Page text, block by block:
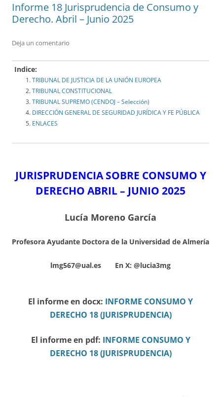
Informe 18 Jurisprudencia de Consumo y
Derecho. Abril – Junio 2025
Deja un comentario
Indice:
TRIBUNAL DE JUSTICIA DE LA UNIÓN EUROPEA
TRIBUNAL CONSTITUCIONAL
TRIBUNAL SUPREMO (CENDOJ – Selección)
DIRECCIÓN GENERAL DE SEGURIDAD JURÍDICA Y FE PÚBLICA
ENLACES
JURISPRUDENCIA SOBRE CONSUMO Y
DERECHO ABRIL – JUNIO 2025
Lucía Moreno García
Profesora Ayudante Doctora de la Universidad de Almería
lmg567@ual.es En X: @lucia3mg
El informe en docx: INFORME CONSUMO Y
DERECHO 18 (JURISPRUDENCIA)
El informe en pdf: INFORME CONSUMO Y
DERECHO 18 (JURISPRUDENCIA)